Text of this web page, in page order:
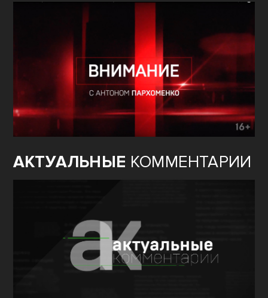
АКТУАЛЬНЫЕ КОММЕНТАРИИ